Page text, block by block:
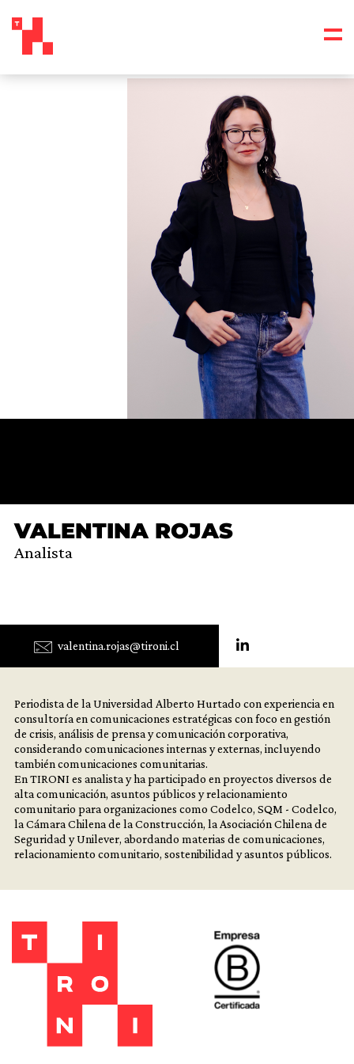
VALENTINA ROJAS
Analista
valentina.rojas@tironi.cl
Periodista de la Universidad Alberto Hurtado con experiencia en
consultoría en comunicaciones estratégicas con foco en gestión
de crisis, análisis de prensa y comunicación corporativa,
considerando comunicaciones internas y externas, incluyendo
también comunicaciones comunitarias.
En TIRONI es analista y ha participado en proyectos diversos de
alta comunicación, asuntos públicos y relacionamiento
comunitario para organizaciones como Codelco, SQM - Codelco,
la Cámara Chilena de la Construcción, la Asociación Chilena de
Seguridad y Unilever, abordando materias de comunicaciones,
relacionamiento comunitario, sostenibilidad y asuntos públicos.